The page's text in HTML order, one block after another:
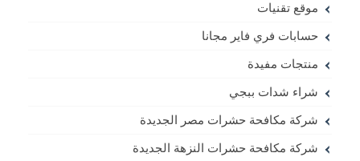
موقع تقنيات
حسابات فري فاير مجانا
منتجات مفيدة
شراء شدات ببجي
شركة مكافحة حشرات مصر الجديدة
شركة مكافحة حشرات النزهة الجديدة